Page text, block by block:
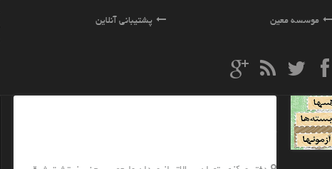
پشتیبانی آنلاین موسسه معین